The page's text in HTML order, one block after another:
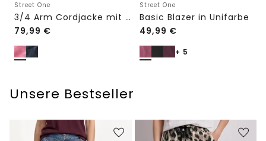
Street One
3/4 Arm Cordjacke mit Hemdkragen
79,99 €
Street One
Basic Blazer in Unifarbe
49,99 €
+ 5
Unsere Bestseller